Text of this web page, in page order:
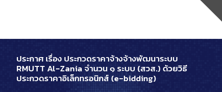
ประกาศ เรื่อง ประกวดราคาจ้างจ้างพัฒนาระบบ
RMUTT Al-Zania จำนวน ๑ ระบบ (สวส.) ด้วยวิธี
ประกวดราคาอิเล็กทรอนิกส์ (e-bidding)